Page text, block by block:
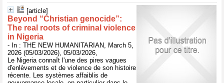
[article]
Beyond “Christian genocide”:
The real roots of criminal violence
in Nigeria
- In : THE NEW HUMANITARIAN, March 5,
2026 (05/03/2026), 05/03/2026,
Le Nigeria connaît l'une des pires vagues
d'enlèvements et de violence de son histoire
récente. Les systèmes affaiblis de